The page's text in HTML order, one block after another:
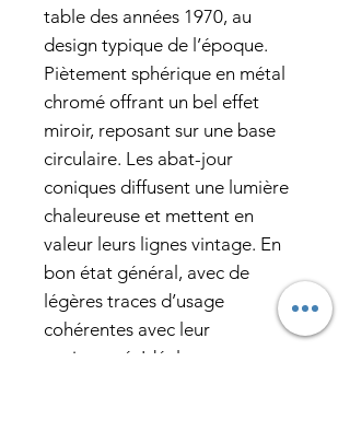
table des années 1970, au
design typique de l’époque.
Piètement sphérique en métal
chromé offrant un bel effet
miroir, reposant sur une base
circulaire. Les abat-jour
coniques diffusent une lumière
chaleureuse et mettent en
valeur leurs lignes vintage. En
bon état général, avec de
légères traces d’usage
cohérentes avec leur
ancienneté. Idéales pour une